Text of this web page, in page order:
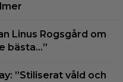
Linus Rogsgård om
bästa…”
”Stiliserat våld och